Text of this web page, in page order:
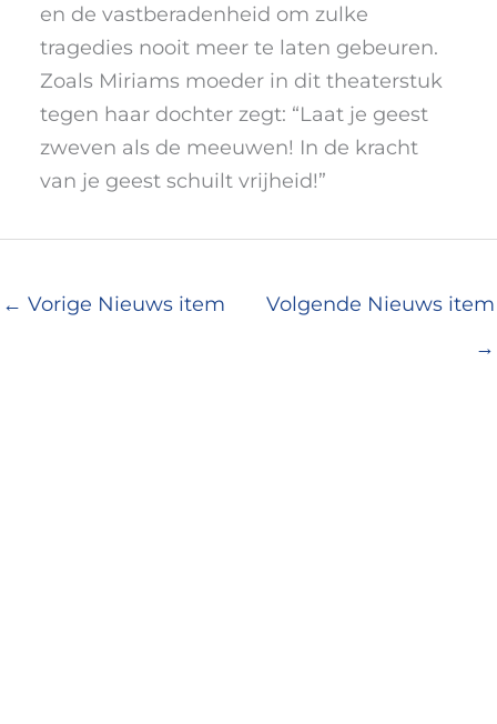
en de vastberadenheid om zulke
tragedies nooit meer te laten gebeuren.
Zoals Miriams moeder in dit theaterstuk
tegen haar dochter zegt: “Laat je geest
zweven als de meeuwen! In de kracht
van je geest schuilt vrijheid!”
← Vorige Nieuws item
Volgende Nieuws item
→